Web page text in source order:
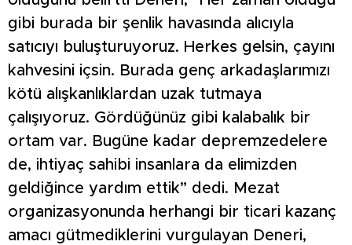
gibi burada bir şenlik havasında alıcıyla
satıcıyı buluşturuyoruz. Herkes gelsin, çayını
kahvesini içsin. Burada genç arkadaşlarımızı
kötü alışkanlıklardan uzak tutmaya
çalışıyoruz. Gördüğünüz gibi kalabalık bir
ortam var. Bugüne kadar depremzedelere
de, ihtiyaç sahibi insanlara da elimizden
geldiğince yardım ettik” dedi. Mezat
organizasyonunda herhangi bir ticari kazanç
amacı gütmediklerini vurgulayan Deneri,